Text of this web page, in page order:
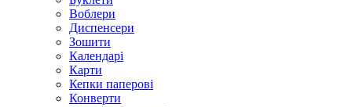
Воблери
Диспенсери
Зошити
Календарі
Карти
Кепки паперові
Конверти